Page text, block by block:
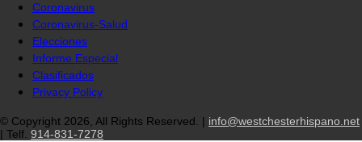
Coronavirus
Coronavirus-Salud
Elecciones
Informe Especial
Clasificados
Privacy Policy
© Copyright 2026, All Rights Reserved. | info@westchesterhispano.net
| Telf. 914-831-7278